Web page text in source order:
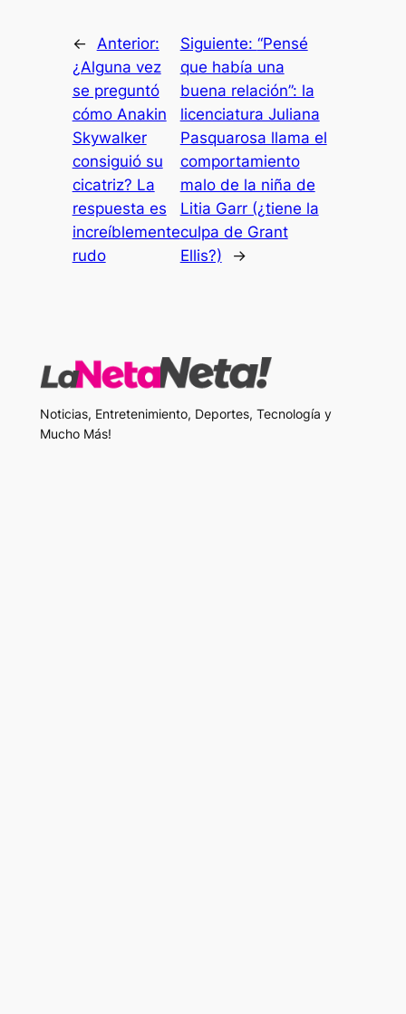
← Anterior:
¿Alguna vez
se preguntó
cómo Anakin
Skywalker
consiguió su
cicatriz? La
respuesta es
increíblemente
rudo
Siguiente: “Pensé
que había una
buena relación”: la
licenciatura Juliana
Pasquarosa llama el
comportamiento
malo de la niña de
Litia Garr (¿tiene la
culpa de Grant
Ellis?)
→
Noticias, Entretenimiento, Deportes, Tecnología y
Mucho Más!